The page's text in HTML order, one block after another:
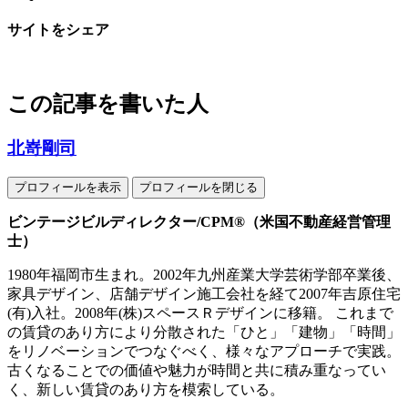
サイトをシェア
この記事を書いた人
北嵜剛司
プロフィールを表示 プロフィールを閉じる
ビンテージビルディレクター/CPM®（米国不動産経営管理
士）
1980年福岡市生まれ。2002年九州産業大学芸術学部卒業後、
家具デザイン、店舗デザイン施工会社を経て2007年吉原住宅
(有)入社。2008年(株)スペースＲデザインに移籍。 これまで
の賃貸のあり方により分散された「ひと」「建物」「時間」
をリノベーションでつなぐべく、様々なアプローチで実践。
古くなることでの価値や魅力が時間と共に積み重なってい
く、新しい賃貸のあり方を模索している。